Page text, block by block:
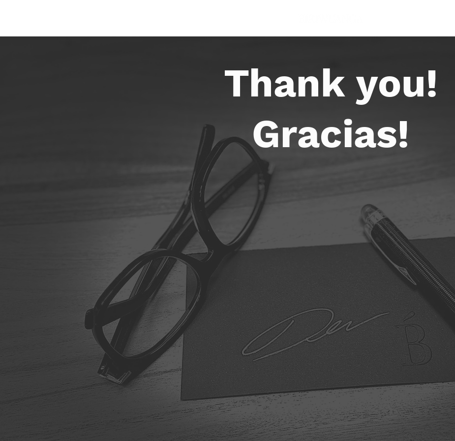
Thank you!
Gracias!